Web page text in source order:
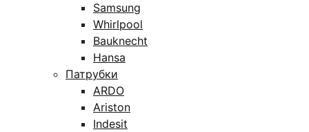
Samsung
Whirlpool
Bauknecht
Hansa
Патрубки
ARDO
Ariston
Indesit